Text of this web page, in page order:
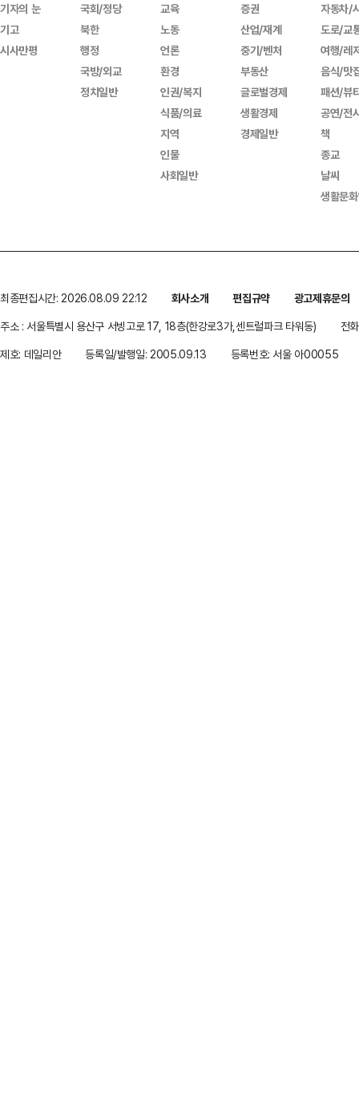
기자의 눈
기고
시사만평
국회/정당
북한
행정
국방/외교
정치일반
교육
노동
언론
환경
인권/복지
식품/의료
지역
인물
사회일반
증권
산업/재계
중기/벤처
부동산
글로벌경제
생활경제
경제일반
자동차/
도로/교
여행/레
음식/맛
패션/뷰
공연/전
책
종교
날씨
생활문
최종편집시간: 2026.08.09 22:12 회사소개 편집규약
광고제휴문의
주소 : 서울특별시 용산구 서빙고로 17, 18층(한강로3가,센트럴파크 타워동)
전
제호: 데일리안
등록일/발행일: 2005.09.13 등록번호: 서울 아00055